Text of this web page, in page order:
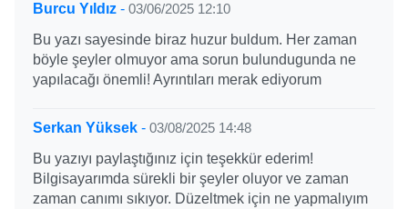
Burcu Yıldız - 03/06/2025 12:10
Bu yazı sayesinde biraz huzur buldum. Her zaman
böyle şeyler olmuyor ama sorun bulundugunda ne
yapılacağı önemli! Ayrıntıları merak ediyorum
Serkan Yüksek - 03/08/2025 14:48
Bu yazıyı paylaştığınız için teşekkür ederim!
Bilgisayarımda sürekli bir şeyler oluyor ve zaman
zaman canımı sıkıyor. Düzeltmek için ne yapmalıyım